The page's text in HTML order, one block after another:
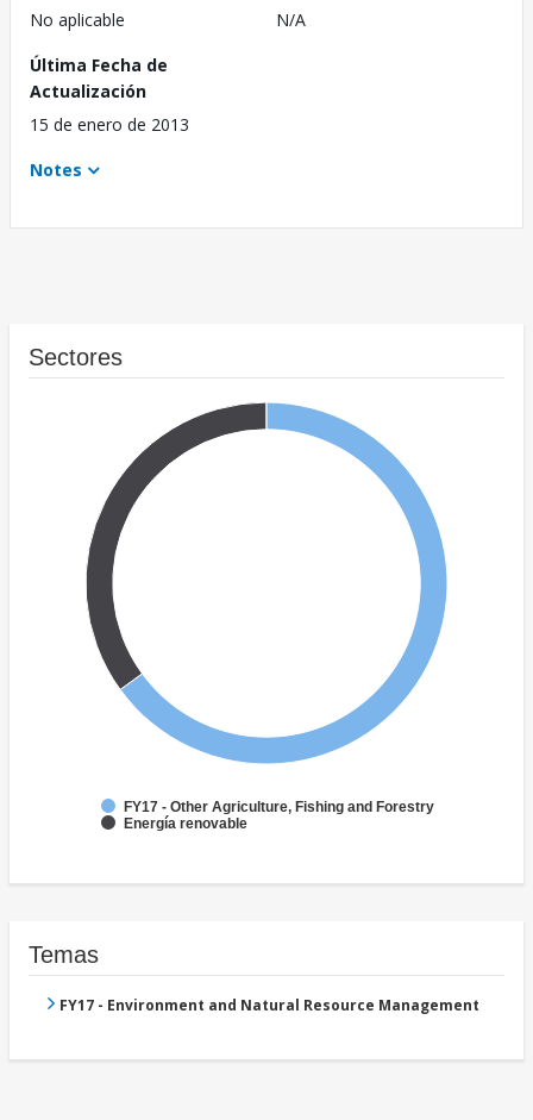
No aplicable
N/A
Última Fecha de
Actualización
15 de enero de 2013
Notes
Sectores
FY17 - Other Agriculture, Fishing and Forestry
Energía renovable
Temas
FY17 - Environment and Natural Resource Management